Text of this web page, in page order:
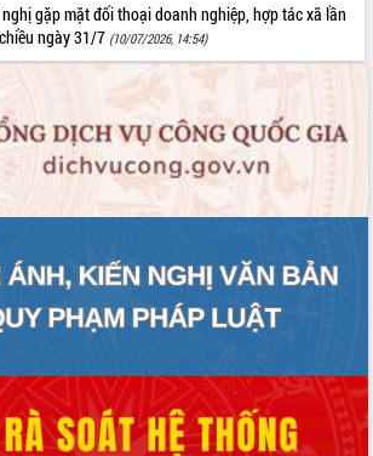
gặp mặt đối thoại doanh nghiệp, hợp tác xã lần
ngày 31/7 (10/07/2026, 14:54)